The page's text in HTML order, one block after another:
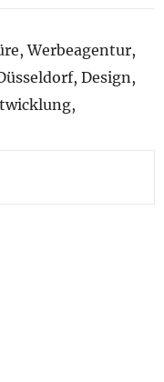
Werbeagentur,
Design,